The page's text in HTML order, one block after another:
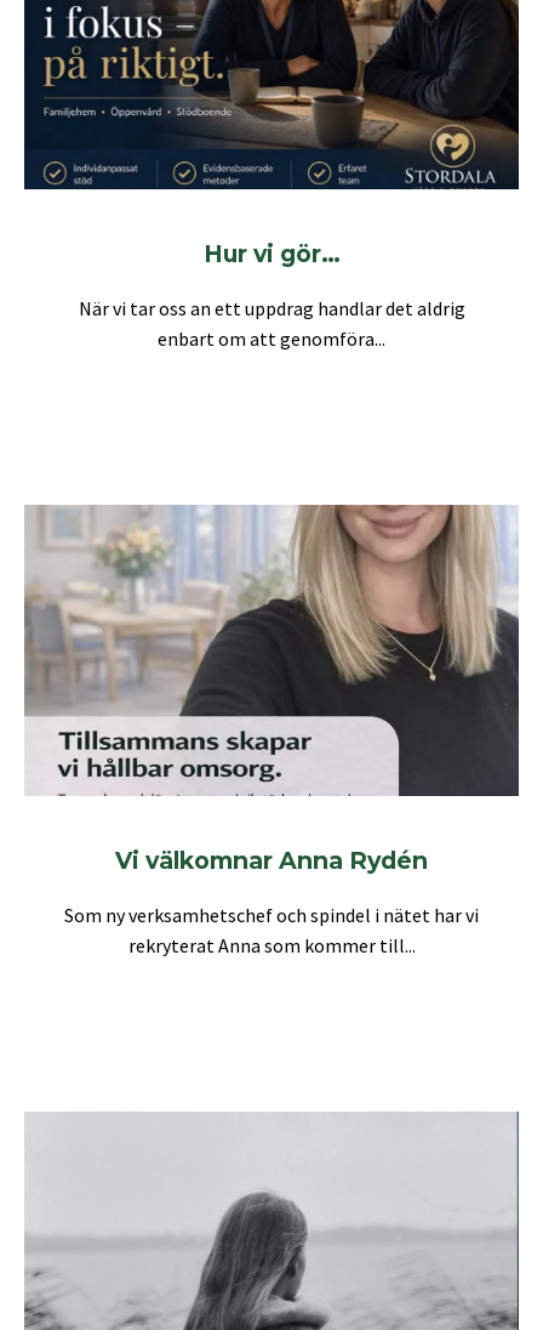
Hur vi gör…
När vi tar oss an ett uppdrag handlar det aldrig
enbart om att genomföra...
Vi välkomnar Anna Rydén
Som ny verksamhetschef och spindel i nätet har vi
rekryterat Anna som kommer till...